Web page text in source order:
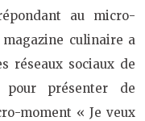
au micro-
culinaire a
réseaux sociaux de
présenter de
moment « Je veux